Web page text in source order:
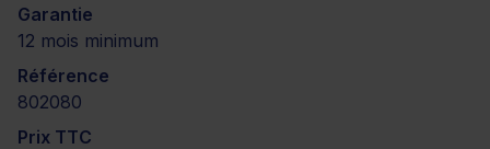
Garantie
12 mois minimum
Référence
802080
Prix TTC